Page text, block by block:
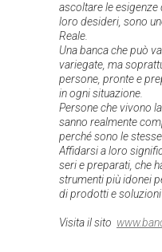
ascoltare le esigenze
loro desideri, sono
Reale.
Una banca che può
variegate, ma
persone, pronte e
in ogni situazione.
Persone che vivono
sanno realmente
perché sono le
Affidarsi a loro
seri e preparati, che
strumenti più idonei
di prodotti e
Visita il sito